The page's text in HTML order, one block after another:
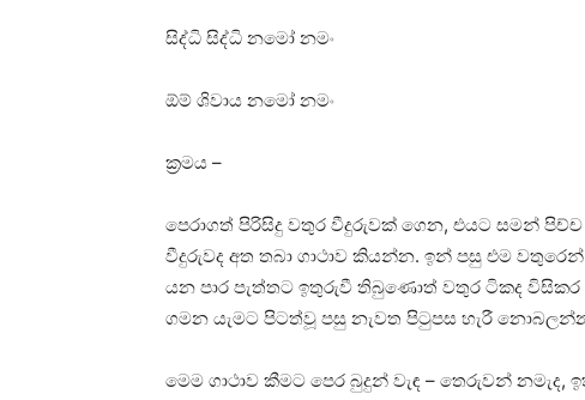
සිද්ධි සිද්ධි නමෝ නමං
ඕම් ශිවාය නමෝ නමං
ක්‍රමය –
පෙරාගත් පිරිසිදු වතුර වීදුරුවක්‌ ගෙන, එයට සමන්
වීදුරුවද අත තබා ගාථාව කියන්න. ඉන් පසු එම
යන පාර පැත්තට ඉතුරුවී තිබුණොත් වතුර ටිකද
ගමන යැමට පිටත්වූ පසු නැවත පිටුපස හැරී
මෙම ගාථාව කීමට පෙර බුදුන් වැඳ – තෙරුවන් නමැද,